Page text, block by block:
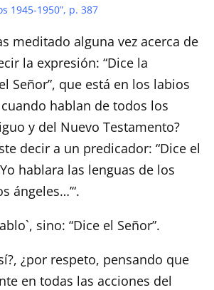
1945-1950”, p. 387
meditado alguna vez acerca de
la expresión: “Dice la
Señor”, que está en los labios
hablan de todos los
y del Nuevo Testamento?
decir a un predicador: “Dice el
hablara las lenguas de los
ángeles…’“.
sino: “Dice el Señor”.
¿por respeto, pensando que
en todas las acciones del